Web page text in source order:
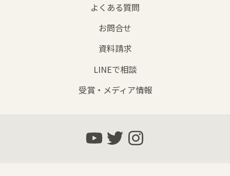
よくある質問
お問合せ
資料請求
LINEで相談
受賞・メディア情報